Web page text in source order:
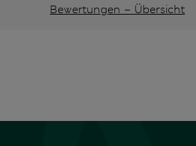
Bewertungen – Übersicht